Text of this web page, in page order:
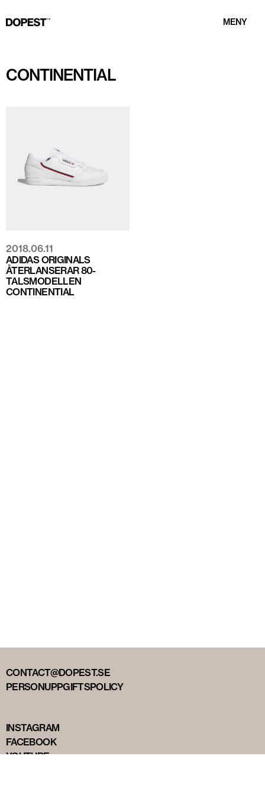
MENY
CONTINENTIAL
2018.06.11
ADIDAS ORIGINALS
ÅTERLANSERAR 80-
TALSMODELLEN
CONTINENTIAL
CONTACT@DOPEST.SE
PERSONUPPGIFTSPOLICY
INSTAGRAM
FACEBOOK
YOUTUBE